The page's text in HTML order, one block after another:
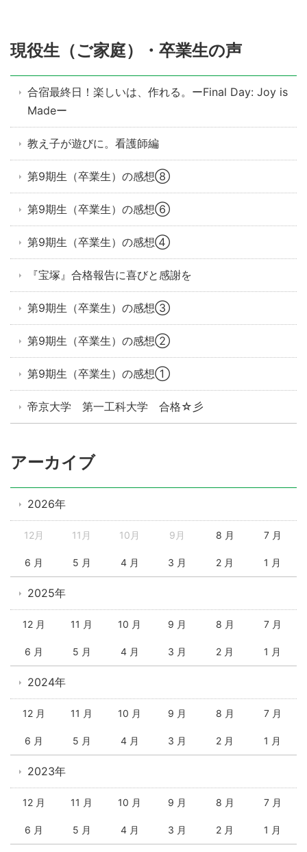
現役生（ご家庭）・卒業生の声
合宿最終日！楽しいは、作れる。ーFinal Day: Joy is
Madeー
教え子が遊びに。看護師編
第9期生（卒業生）の感想⑧
第9期生（卒業生）の感想⑥
第9期生（卒業生）の感想④
『宝塚』合格報告に喜びと感謝を
第9期生（卒業生）の感想③
第9期生（卒業生）の感想②
第9期生（卒業生）の感想①
帝京大学 第一工科大学 合格☆彡
アーカイブ
2026年
12月 11月 10月 9月 8 月 7 月
6 月 5 月 4 月 3 月 2 月 1 月
2025年
12 月 11 月 10 月 9 月 8 月 7 月
6 月 5 月 4 月 3 月 2 月 1 月
2024年
12 月 11 月 10 月 9 月 8 月 7 月
6 月 5 月 4 月 3 月 2 月 1 月
2023年
12 月 11 月 10 月 9 月 8 月 7 月
6 月 5 月 4 月 3 月 2 月 1 月